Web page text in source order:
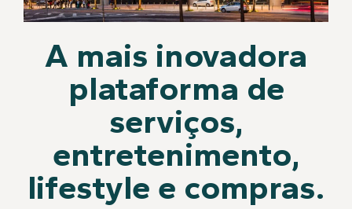
A mais inovadora
plataforma de
serviços,
entretenimento,
lifestyle e compras.